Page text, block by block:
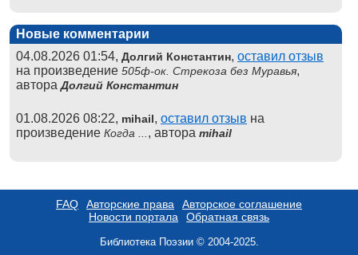
Новые комментарии
04.08.2026 01:54, Долгий Константин, оставил отзыв
на произведение 505ф-ок. Стрекоза без Муравья,
автораДолгий Константин
01.08.2026 08:22, mihail, оставил отзыв на
произведение Когда ... , автора mihail
FAQ Авторские права
Авторское соглашение
Новости портала
Обратная связь
Библиотека Поэзии © 2004-2025.